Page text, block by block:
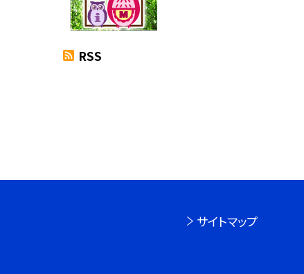
RSS
サイトマップ